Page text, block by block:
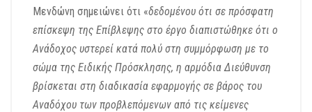
Μενδώνη σημειώνει ότι «δεδομένου ότι σε πρόσφατη
επίσκεψη της Επίβλεψης στο έργο διαπιστώθηκε ότι ο
Ανάδοχος υστερεί κατά πολύ στη συμμόρφωση με το
σώμα της Ειδικής Πρόσκλησης, η αρμόδια Διεύθυνση
βρίσκεται στη διαδικασία εφαρμογής σε βάρος του
Αναδόχου των προβλεπόμενων από τις κείμενες